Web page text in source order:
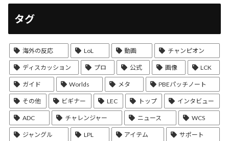
タグ
海外の反応 LoL 動画 チャンピオン
ディスカッション プロ 公式 画像 LCK
ガイド Worlds メタ PBEパッチノート
その他 ビギナー LEC トップ インタビュー
ADC チャレンジャー ニュース WCS
ジャングル LPL アイテム サポート